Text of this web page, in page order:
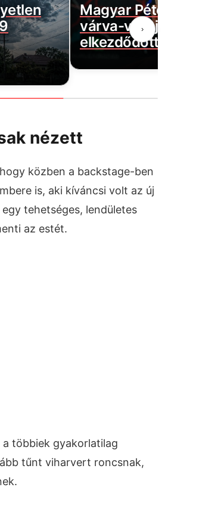
Magyar Péter
várva-várt jó hírt!
elkezdődött…
›
nézett
közben a backstage-ben
is, aki kíváncsi volt az új
tehetséges, lendületes
az estét.
többiek gyakorlatilag
tűnt viharvert roncsnak,